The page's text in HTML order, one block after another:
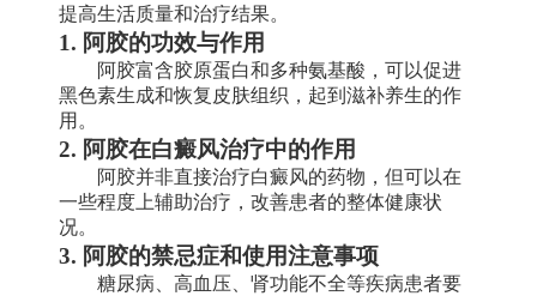
提高生活质量和治疗结果。
1. 阿胶的功效与作用
阿胶富含胶原蛋白和多种氨基酸，可以促进
黑色素生成和恢复皮肤组织，起到滋补养生的作
用。
2. 阿胶在白癜风治疗中的作用
阿胶并非直接治疗白癜风的药物，但可以在
一些程度上辅助治疗，改善患者的整体健康状
况。
3. 阿胶的禁忌症和使用注意事项
糖尿病、高血压、肾功能不全等疾病患者要